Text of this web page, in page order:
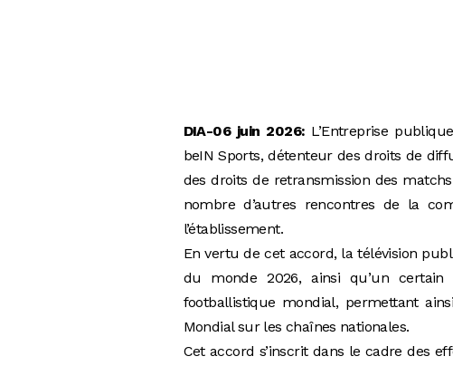
DIA-06 juin 2026: L’Entreprise
beIN Sports, détenteur des droits de
des droits de retransmission des
nombre d’autres rencontres de la
l’établissement.
En vertu de cet accord, la télévision
du monde 2026, ainsi qu’un certain
footballistique mondial, permettant
Mondial sur les chaînes nationales.
Cet accord s’inscrit dans le cadre des